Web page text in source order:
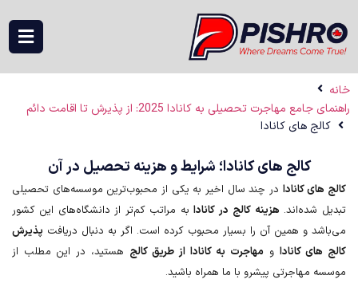
خانه
راهنمای جامع مهاجرت تحصیلی به کانادا 2025: از پذیرش تا اقامت دائم
کالج های کانادا
کالج های کانادا؛ شرایط و هزینه تحصیل در آن
کالج های کانادا در چند سال اخیر به یکی از محبوب‌ترین موسسه‌های تحصیلی
تبدیل شده‌اند. هزینه کالج در کانادابه مراتب کم‌تر از دانشگا‌ه‌های این کشور
می‌باشد و همین آن را بسیار محبوب کرده است. اگر به دنبال دریافت پذیرش
کالج های کانادا و مهاجرت به کانادا از طریق کالج هستید، در این مطلب از
موسسه مهاجرتی پیشرو با ما همراه باشید.